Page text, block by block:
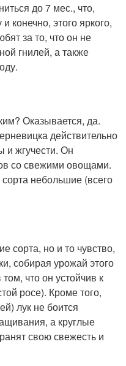
до 7 мес., что,
конечно, этого яркого,
за то, что он не
гнилей, а также
Оказывается, да.
действительно
и жгучести. Он
со свежими овощами.
небольшие (всего
сорта, но и то чувство,
собирая урожай этого
что он устойчив к
росе). Кроме того,
лук не боится
а круглые
свою свежесть и